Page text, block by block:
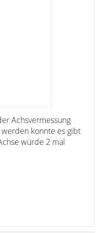
Achsvermessung
konnte es gibt
würde 2 mal